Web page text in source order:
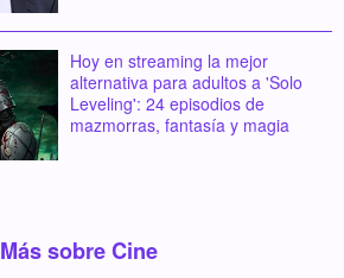
Hoy en streaming la mejor
alternativa para adultos a 'Solo
Leveling': 24 episodios de
mazmorras, fantasía y magia
Más sobre Cine